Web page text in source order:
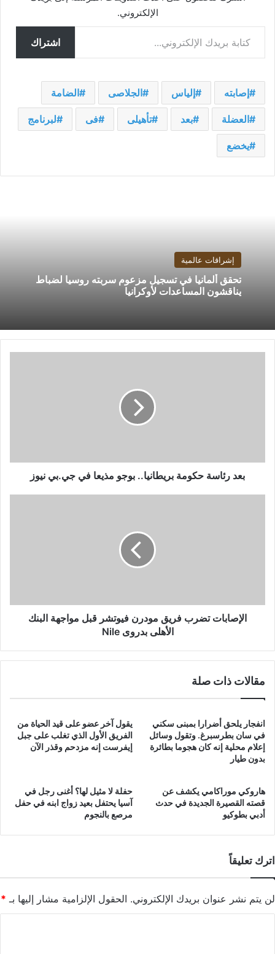
الإلكتروني.
كتابة بريدك الإلكتروني...
اشتراك
إصابته إلياس الجلاصى الضامة
العضلة بعد تأهيلى فى لبرنامج
يخضع
إشراقات عالمية
تحقق ألمانيا في تسجيل مزعوم سربته روسيا لضباط
يناقشون المساعدات لأوكرانيا
نيوز
بعد رئاسة حكومة بريطانيا.. بوجو مذيعا في جي.بي نيوز
الأهلى
بدروىالإصابات تضرب فريق مودرن فيوتشر قبل مواجهة البنك
الأهلى بدروى Nile
مقالات ذات صلة
انفجار يلحق أضرارا بمبنى سكني
في سان بطرسبرغ. وتقول وسائل
إعلام محلية إنه كان هجوما بطائرة
بدون طيار
يقول آخر عضو على قيد الحياة من
الفريق الأول الذي تغلب على جبل
إيفرست إنه مزدحم وقذر الآن
هاروكي موراكامي يكشف عن
قصته القصيرة الجديدة في حدث
أدبي بطوكيو
حفلة لا مثيل لها؟ أغنى رجل في
آسيا يحتفل بعيد زواج ابنه في حفل
مرصع بالنجوم
اترك تعليقاً
لن يتم نشر عنوان بريدك الإلكتروني. الحقول الإلزامية مشار إليها بـ *